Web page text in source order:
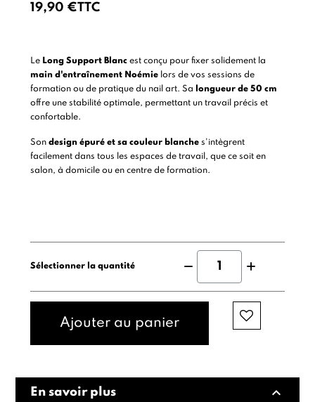
19,90 €TTC
Le Long Support Blancest conçu pour fixer solidement la
main d'entraînement Noémie lors de vos sessions de
formation ou de pratique du nail art. Sa
longueur de 50 cm
offre une stabilité optimale, permettant un travail précis et
confortable.
Son design épuré et sa couleur blanches'intègrent
facilement dans tous les espaces de travail, que ce soit en
salon, à domicile ou en centre de formation.
Sélectionner la quantité
Ajouter au panier
En savoir plus expand_less